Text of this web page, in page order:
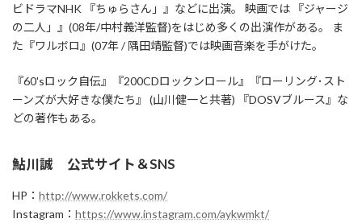
ビドラマNHK 『ちゅらさん」』などに出演。 映画では 『ジャージ
の二人」』(08年/中村義洋監督)をはじめ多くの出演作がある。 ま
た『ワルボロ』(07年 / 隅田靖監督)では映画音楽を手がけた。
『60'sロック自伝』『200CDロックンロール』『ローリング･スト
ーンズが大好きな僕たち』 (山川健一と共著) 『DOSVブルース』な
どの著作もある。
鮎川誠 公式サイト＆SNS
HP： http://www.rokkets.com/
Instagram： https://www.instagram.com/aykwmkt/